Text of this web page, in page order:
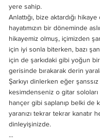
yere sahip.
Anlattığı, bize aktardığı
hayatımızın bir döneminde
hikayemiz olmuş, içimizden
için iyi sonla biterken, bazı
için de şarkıdaki gibi yoğun bir
gerisinde bırakarak derin
Şarkıyı dinlerken eğer şanssız
kesimdenseniz o gitar
hançer gibi saplanıp belki de
yaranızı tekrar tekrar kanatır
dinleyişinizde.
...